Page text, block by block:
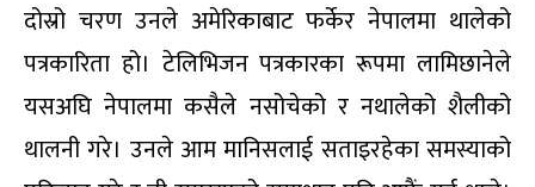
दोस्रो चरण उनले अमेरिकाबाट फर्केर नेपालमा थालेको
पत्रकारिता हो। टेलिभिजन पत्रकारका रूपमा लामिछानेले
यसअघि नेपालमा कसैले नसोचेको र नथालेको शैलीको
थालनी गरे। उनले आम मानिसलाई सताइरहेका समस्याको